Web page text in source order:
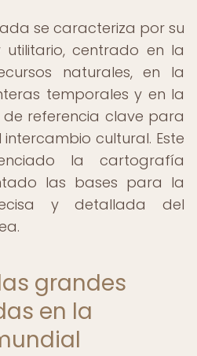
se caracteriza por su
centrado en la
naturales, en la
temporales y en la
referencia clave para
cultural. Este
la cartografía
las bases para la
y detallada del
grandes
en la